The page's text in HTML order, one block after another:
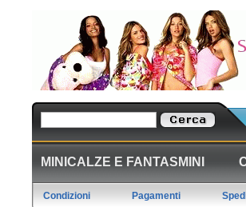
MINICALZE E FANTASMINI
Condizioni Pagamenti